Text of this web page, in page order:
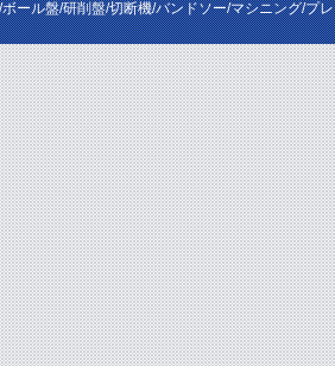
ール盤/研削盤/切断機/バンドソー/マシニング/プ